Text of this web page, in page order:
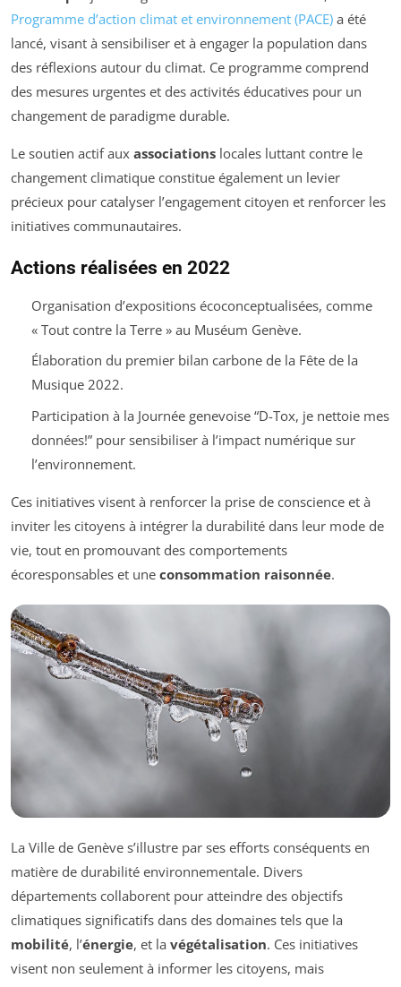
Programme d’action climat et environnement (PACE) a été
lancé, visant à sensibiliser et à engager la population dans
des réflexions autour du climat. Ce programme comprend
des mesures urgentes et des activités éducatives pour un
changement de paradigme durable.
Le soutien actif aux associations locales luttant contre le
changement climatique constitue également un levier
précieux pour catalyser l’engagement citoyen et renforcer les
initiatives communautaires.
Actions réalisées en 2022
Organisation d’expositions écoconceptualisées, comme
« Tout contre la Terre » au Muséum Genève.
Élaboration du premier bilan carbone de la Fête de la
Musique 2022.
Participation à la Journée genevoise “D-Tox, je nettoie mes
données!” pour sensibiliser à l’impact numérique sur
l’environnement.
Ces initiatives visent à renforcer la prise de conscience et à
inviter les citoyens à intégrer la durabilité dans leur mode de
vie, tout en promouvant des comportements
écoresponsables et une consommation raisonnée.
La Ville de Genève s’illustre par ses efforts conséquents en
matière de durabilité environnementale. Divers
départements collaborent pour atteindre des objectifs
climatiques significatifs dans des domaines tels que la
mobilité, l’énergie, et la végétalisation. Ces initiatives
visent non seulement à informer les citoyens, mais